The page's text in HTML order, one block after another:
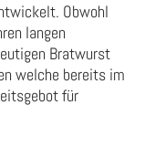
Obwohl
langen
Bratwurst
welche bereits im
für